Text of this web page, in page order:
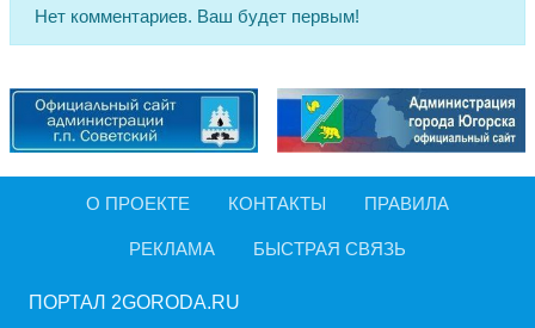
Нет комментариев. Ваш будет первым!
О ПРОЕКТЕ КОНТАКТЫ ПРАВИЛА
РЕКЛАМА БЫСТРАЯ СВЯЗЬ
ПОРТАЛ 2GORODA.RU